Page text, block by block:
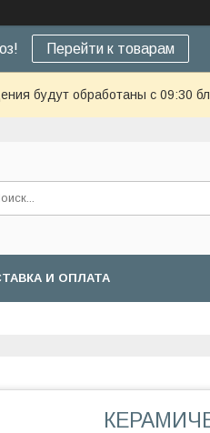
Перейти к товарам
будут обработаны с 09:30
И ОПЛАТА